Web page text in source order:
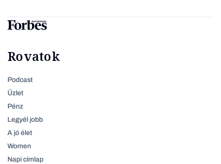
Rovatok
Podcast
Üzlet
Pénz
Legyél jobb
A jó élet
Women
Napi címlap